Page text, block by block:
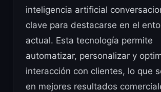
inteligencia artificial
clave para destacarse en el
actual. Esta tecnología permite
automatizar, personalizar y
interacción con clientes, lo que
en mejores resultados